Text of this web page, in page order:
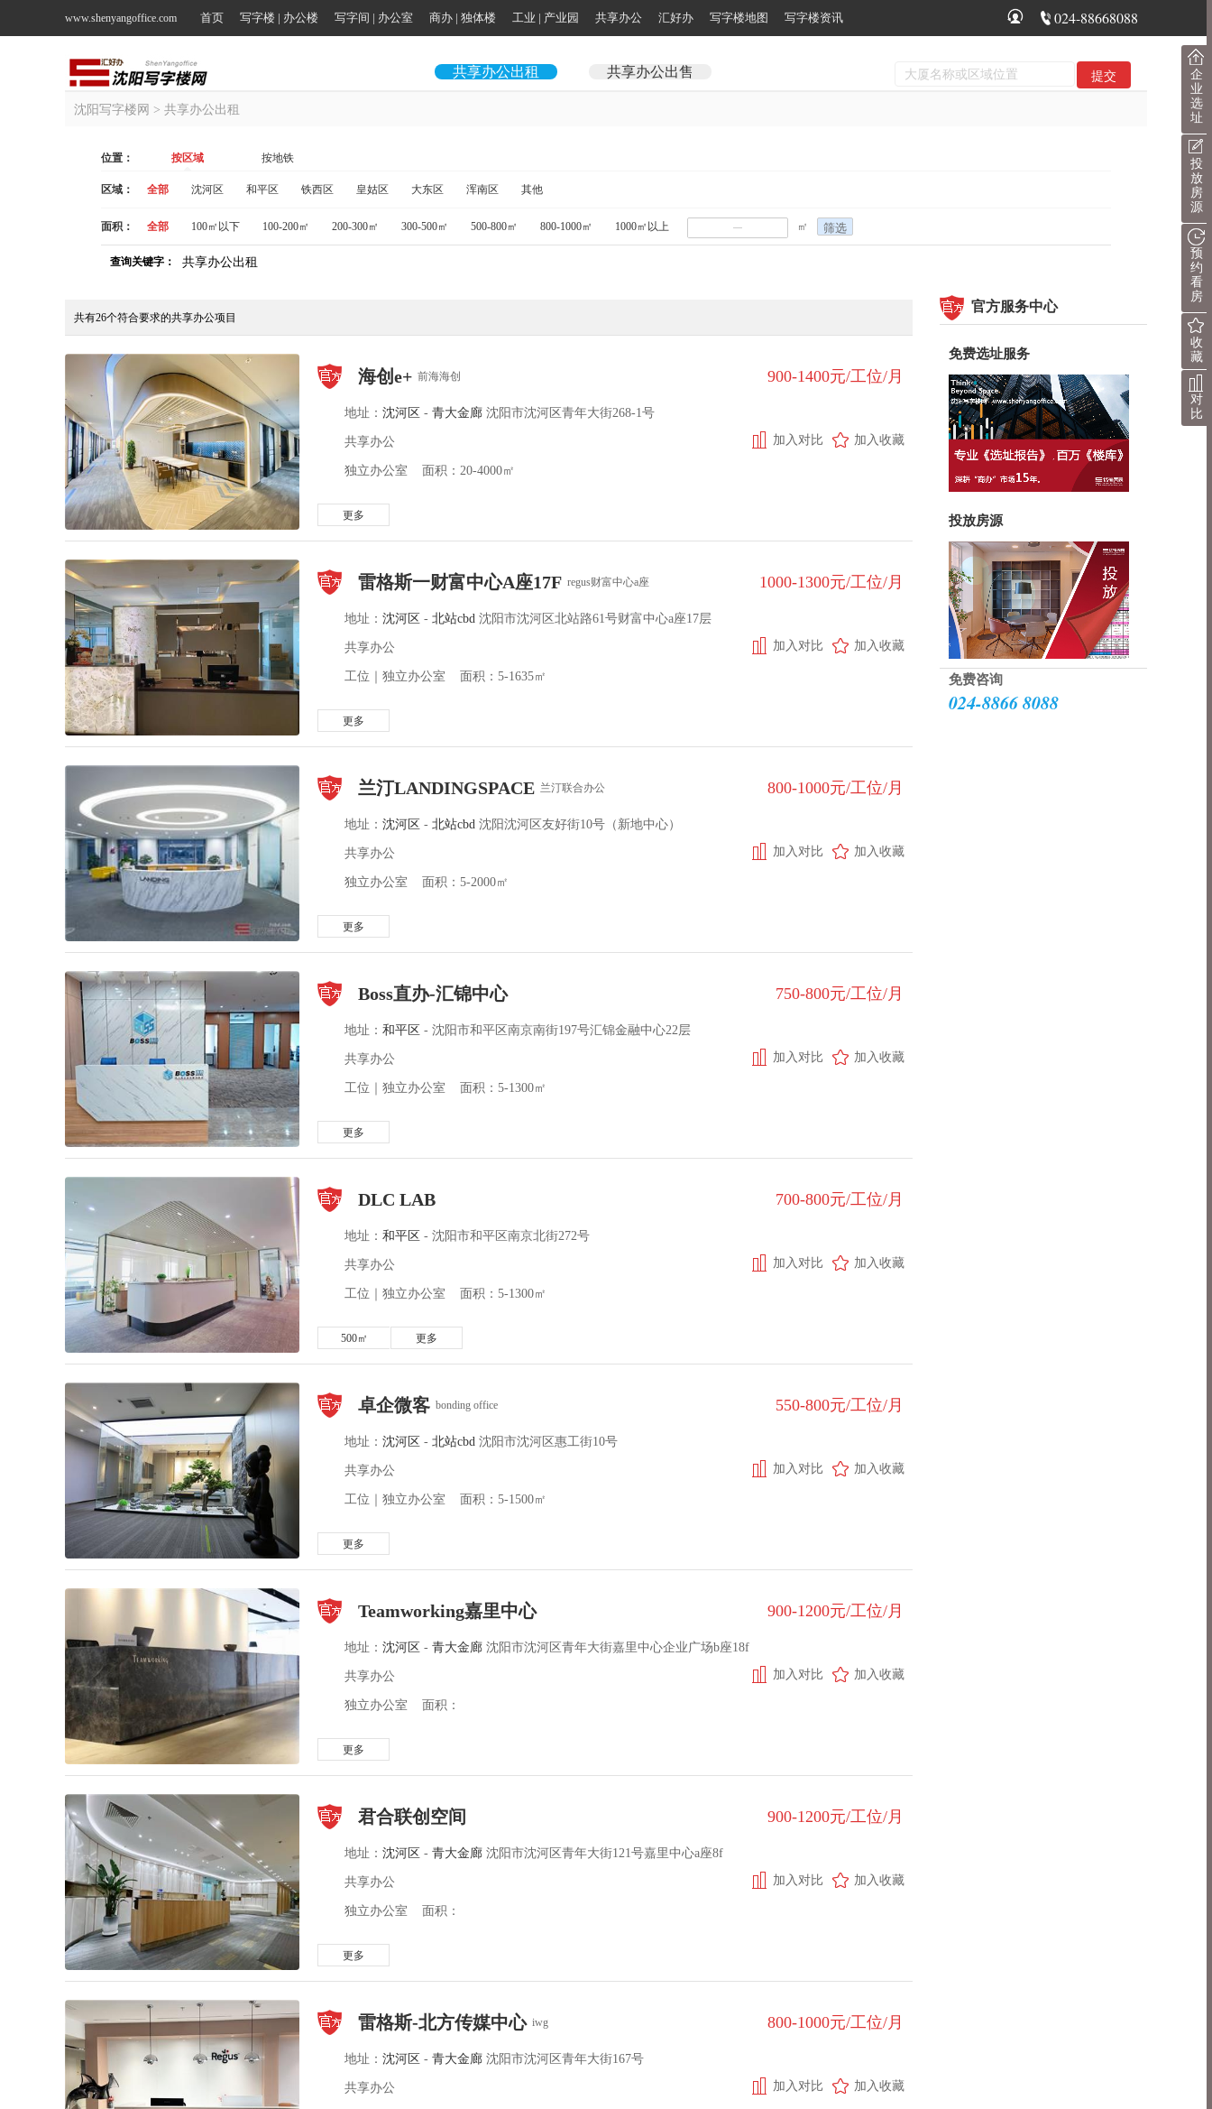
www.shenyangoffice.com 首页 写字楼 | 办公楼 写字间 | 办公室 商办 | 独体楼 工业 | 产业园 共享办公 汇好办 写字楼地图 写字楼资讯 024-88668088
共享办公出租 共享办公出售
沈阳写字楼网 > 共享办公出租
位置： 按区域 按地铁
区域： 全部 沈河区 和平区 铁西区 皇姑区 大东区 浑南区 其他
面积： 全部 100㎡以下 100-200㎡ 200-300㎡ 300-500㎡ 500-800㎡ 800-1000㎡ 1000㎡以上 ㎡
查询关键字： 共享办公出租
共有26个符合要求的共享办公项目
海创e+ 前海海创 900-1400元/工位/月
地址： 沈河区 - 青大金廊 沈阳市沈河区青年大街268-1号
加入收藏
加入对比
共享办公
独立办公室 面积：20-4000㎡
更多
雷格斯一财富中心A座17F regus财富中心a座 1000-1300元/工位/月
地址： 沈河区 - 北站cbd 沈阳市沈河区北站路61号财富中心a座17层
加入收藏
加入对比
共享办公
工位｜独立办公室 面积：5-1635㎡
更多
兰汀LANDINGSPACE 兰汀联合办公 800-1000元/工位/月
地址： 沈河区 - 北站cbd 沈阳沈河区友好街10号（新地中心）
加入收藏
加入对比
共享办公
独立办公室 面积：5-2000㎡
更多
Boss直办-汇锦中心 750-800元/工位/月
地址： 和平区 - 沈阳市和平区南京南街197号汇锦金融中心22层
加入收藏
加入对比
共享办公
工位｜独立办公室 面积：5-1300㎡
更多
DLC LAB 700-800元/工位/月
地址： 和平区 - 沈阳市和平区南京北街272号
加入收藏
加入对比
共享办公
工位｜独立办公室 面积：5-1300㎡
500㎡ 更多
卓企微客 bonding office 550-800元/工位/月
地址： 沈河区 - 北站cbd 沈阳市沈河区惠工街10号
加入收藏
加入对比
共享办公
工位｜独立办公室 面积：5-1500㎡
更多
Teamworking嘉里中心 900-1200元/工位/月
地址： 沈河区 - 青大金廊 沈阳市沈河区青年大街嘉里中心企业广场b座18f
加入收藏
加入对比
共享办公
独立办公室 面积：
更多
君合联创空间 900-1200元/工位/月
地址： 沈河区 - 青大金廊 沈阳市沈河区青年大街121号嘉里中心a座8f
加入收藏
加入对比
共享办公
独立办公室 面积：
更多
雷格斯-北方传媒中心iwg 800-1000元/工位/月
地址： 沈河区 - 青大金廊 沈阳市沈河区青年大街167号
加入收藏
加入对比
共享办公
官方服务中心
免费选址服务
投放房源
免费咨询
024-8866 8088
企
业
选
址
投
放
房
源
预
约
看
房
收
藏
对
比